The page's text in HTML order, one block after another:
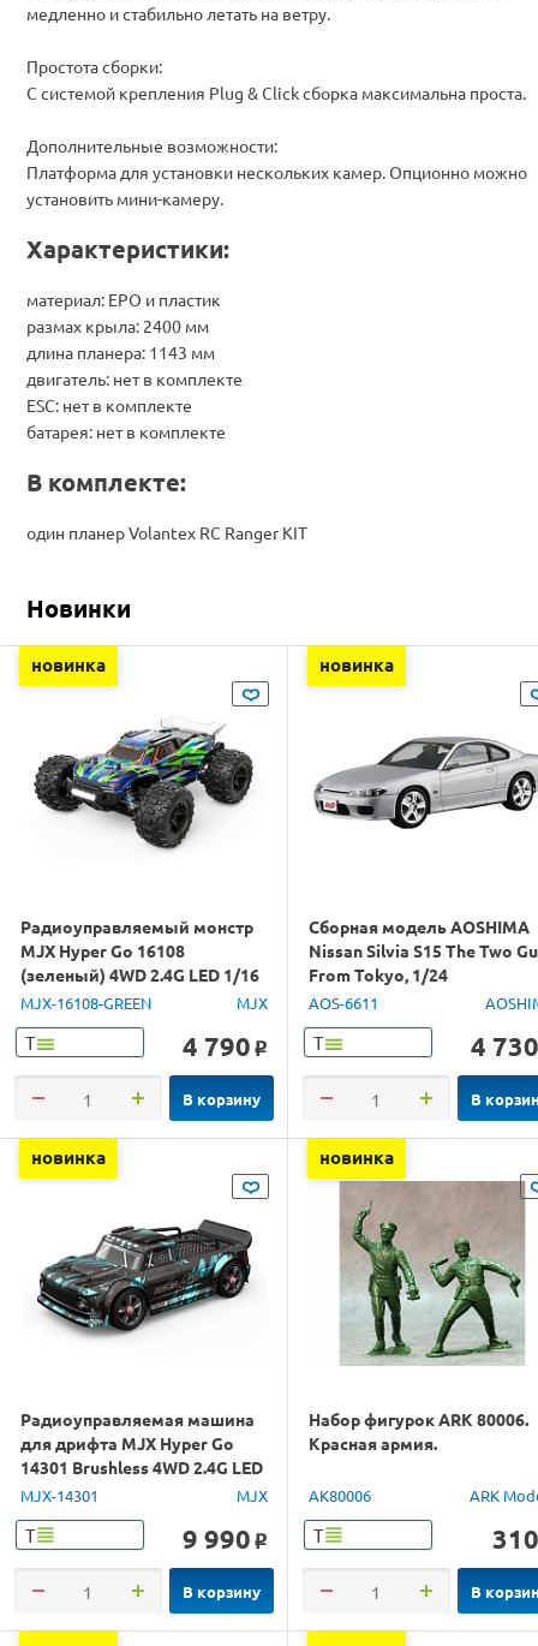
медленно и стабильно летать на ветру.
Простота сборки:
С системой крепления Plug & Click сборка максимальна проста.
Дополнительные возможности:
Платформа для установки нескольких камер. Опционно можно
установить мини-камеру.
Характеристики:
материал: EPO и пластик
размах крыла: 2400 мм
длина планера: 1143 мм
двигатель: нет в комплекте
ESC: нет в комплекте
батарея: нет в комплекте
В комплекте:
один планер Volantex RC Ranger KIT
Новинки
новинка
Радиоуправляемый монстр
MJX Hyper Go 16108
(зеленый) 4WD 2.4G LED 1/16
RTR
MJX-16108-GREEN MJX
Т 4 790 o
В корзину
новинка
Сборная модель AOSHIMA
Nissan Silvia S15 The Two
From Tokyo, 1/24
AOS-6611
Т 4 730
В
новинка
Радиоуправляемая машина
для дрифта MJX Hyper Go
14301 Brushless 4WD 2.4G LED
1/14 RTR
MJX-14301 MJX
Т 9 990 o
В корзину
новинка
Набор фигурок ARK 80006.
Красная армия.
AK80006 ARK
Т 310
В